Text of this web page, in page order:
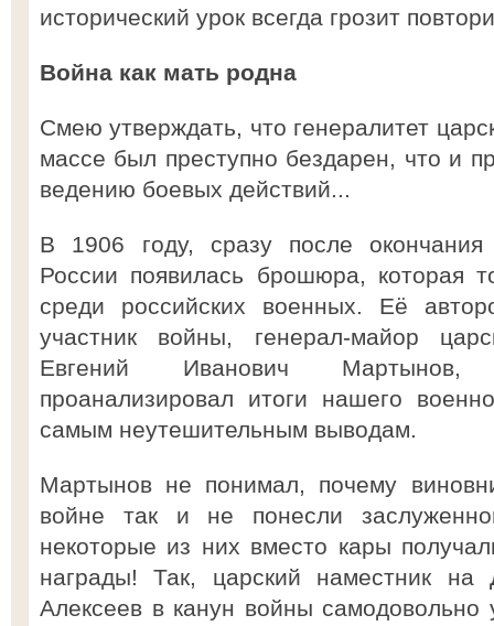
исторический урок всегда грозит
Война как мать родна
Смею утверждать, что генералитет
массе был преступно бездарен, что и
ведению боевых действий...
В 1906 году, сразу после окончания
России появилась брошюра, которая
среди российских военных. Её
участник войны, генерал-майор
Евгений Иванович Мартынов,
проанализировал итоги нашего
самым неутешительным выводам.
Мартынов не понимал, почему
войне так и не понесли
некоторые из них вместо кары
награды! Так, царский наместник на
Алексеев в канун войны